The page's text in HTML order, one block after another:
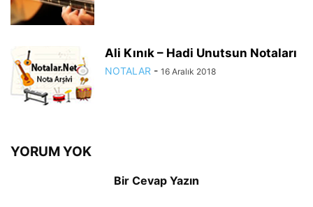
Ali Kınık – Hadi Unutsun Notaları
NOTALAR - 16 Aralık 2018
YORUM YOK
Bir Cevap Yazın